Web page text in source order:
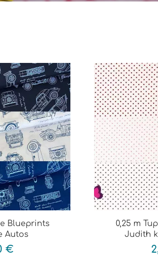
Blueprints
Autos
€
0,25 m
Judith